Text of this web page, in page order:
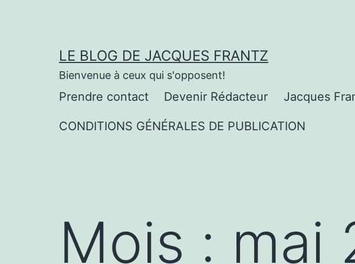
LE BLOG DE JACQUES FRANTZ
Bienvenue à ceux qui s'opposent!
Prendre contact Devenir Rédacteur Jacques
CONDITIONS GÉNÉRALES DE PUBLICATION
Mois : mai